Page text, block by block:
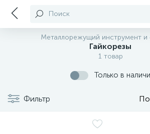
Поиск
Металлорежущий инструмент и
Гайкорезы
1 товар
Только в
Фильтр По